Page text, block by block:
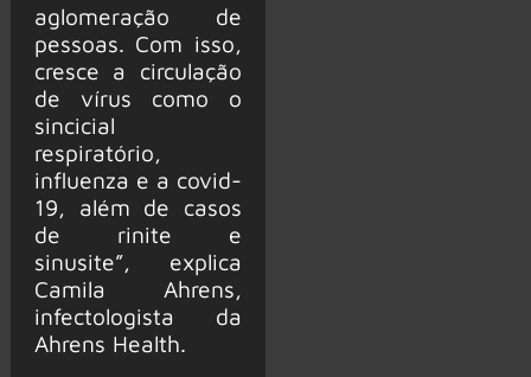
aglomeração de
pessoas. Com isso,
cresce a circulação
de vírus como o
sincicial
respiratório,
influenza e a covid-
19, além de casos
de rinite e
sinusite”, explica
Camila Ahrens,
infectologista da
Ahrens Health.